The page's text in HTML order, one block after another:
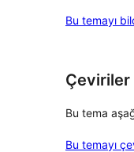
Bu temayı
Çeviriler
Bu tema
Bu temayı